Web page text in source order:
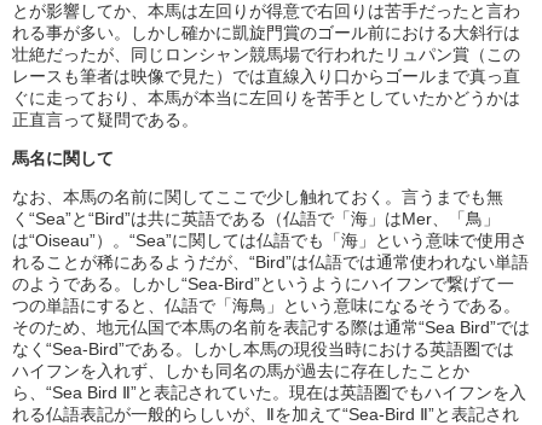
とが影響してか、本馬は左回りが得意で右回りは苦手だったと言わ
れる事が多い。しかし確かに凱旋門賞のゴール前における大斜行は
壮絶だったが、同じロンシャン競馬場で行われたリュパン賞（この
レースも筆者は映像で見た）では直線入り口からゴールまで真っ直
ぐに走っており、本馬が本当に左回りを苦手としていたかどうかは
正直言って疑問である。
馬名に関して
なお、本馬の名前に関してここで少し触れておく。言うまでも無
く“Sea”と“Bird”は共に英語である（仏語で「海」はMer、「鳥」
は“Oiseau”）。“Sea”に関しては仏語でも「海」という意味で使用さ
れることが稀にあるようだが、“Bird”は仏語では通常使われない単語
のようである。しかし“Sea-Bird”というようにハイフンで繋げて一
つの単語にすると、仏語で「海鳥」という意味になるそうである。
そのため、地元仏国で本馬の名前を表記する際は通常“Sea Bird”では
なく“Sea-Bird”である。しかし本馬の現役当時における英語圏では
ハイフンを入れず、しかも同名の馬が過去に存在したことか
ら、“Sea Bird Ⅱ”と表記されていた。現在は英語圏でもハイフンを入
れる仏語表記が一般的らしいが、Ⅱを加えて“Sea-Bird Ⅱ”と表記され